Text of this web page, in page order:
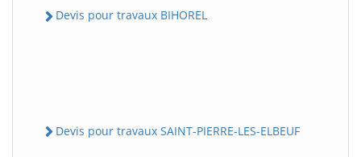
Devis pour travaux BIHOREL
Devis pour travaux SAINT-PIERRE-LES-ELBEUF